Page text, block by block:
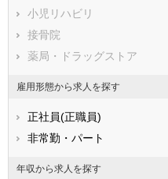
小児リハビリ
接骨院
薬局・ドラッグストア
雇用形態から求人を探す
正社員(正職員)
非常勤・パート
年収から求人を探す